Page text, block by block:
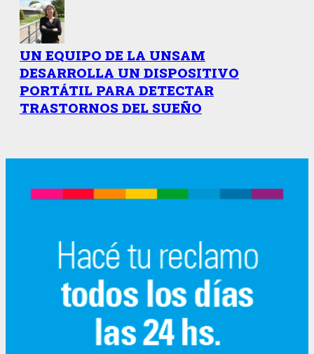
UN EQUIPO DE LA UNSAM
DESARROLLA UN DISPOSITIVO
PORTÁTIL PARA DETECTAR
TRASTORNOS DEL SUEÑO